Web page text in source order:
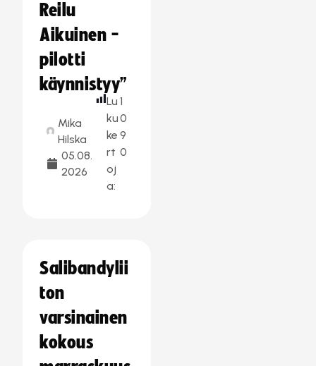
Reilu
Aikuinen -
pilotti
käynnistyy”
Mika
Hilska
05.08.
2026
Lu
ku
ke
rt
oj
a:
1
0
9
0
Salibandylii
ton
varsinainen
kokous